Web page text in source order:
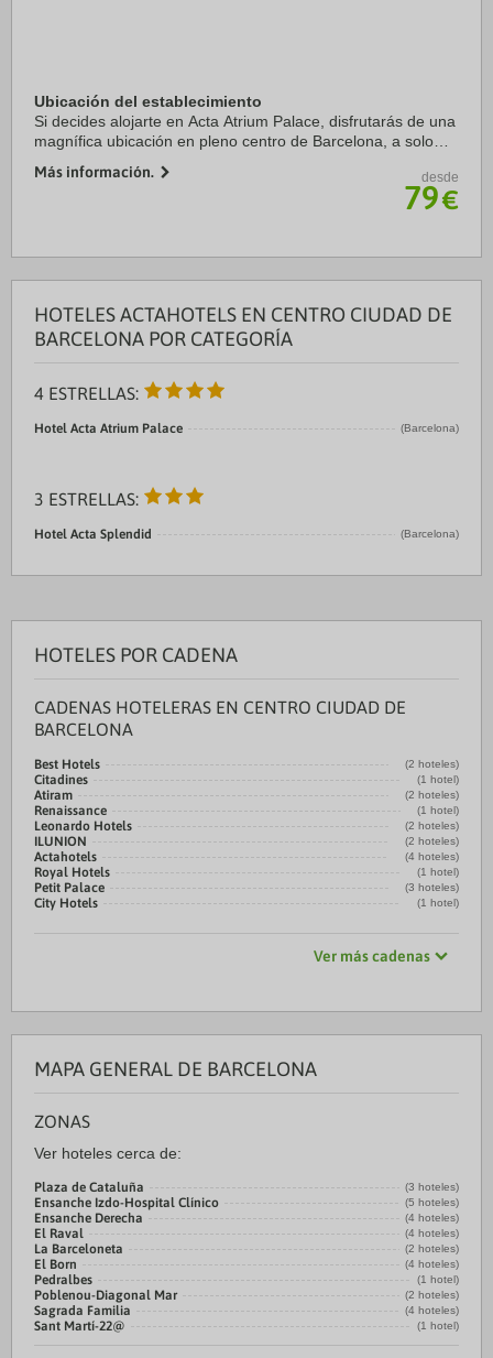
Ubicación del establecimiento
Si decides alojarte en Acta Atrium Palace, disfrutarás de una
magnífica ubicación en pleno centro de Barcelona, a solo
Además, este hotel se encuentra ...
Más información. desde
79€
HOTELES ACTAHOTELS EN CENTRO CIUDAD DE
BARCELONA POR CATEGORÍA
4 ESTRELLAS:
Hotel Acta Atrium Palace (Barcelona)
3 ESTRELLAS:
Hotel Acta Splendid (Barcelona)
HOTELES POR CADENA
CADENAS HOTELERAS EN CENTRO CIUDAD DE
BARCELONA
Best Hotels (2 hoteles)
Citadines (1 hotel)
Atiram (2 hoteles)
Renaissance (1 hotel)
Leonardo Hotels (2 hoteles)
ILUNION (2 hoteles)
Actahotels (4 hoteles)
Royal Hotels (1 hotel)
Petit Palace (3 hoteles)
City Hotels (1 hotel)
Ver más cadenas
MAPA GENERAL DE BARCELONA
ZONAS
Ver hoteles cerca de:
Plaza de Cataluña (3 hoteles)
Ensanche Izdo-Hospital Clínico (5 hoteles)
Ensanche Derecha (4 hoteles)
El Raval (4 hoteles)
La Barceloneta (2 hoteles)
El Born (4 hoteles)
Pedralbes (1 hotel)
Poblenou-Diagonal Mar (2 hoteles)
Sagrada Familia (4 hoteles)
Sant Martí-22@ (1 hotel)